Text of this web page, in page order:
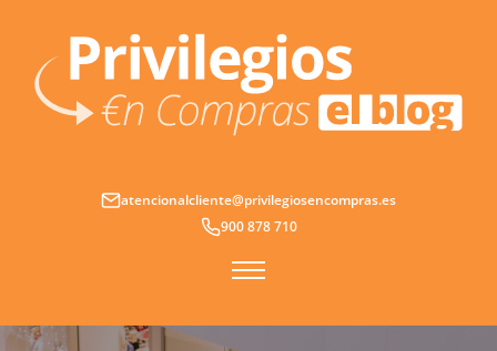
contenido
atencionalcliente@privilegiosencompras.es
900 878 710